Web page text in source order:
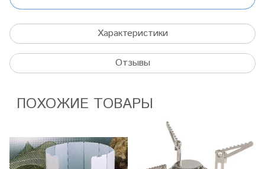
Характеристики
Отзывы
ПОХОЖИЕ ТОВАРЫ